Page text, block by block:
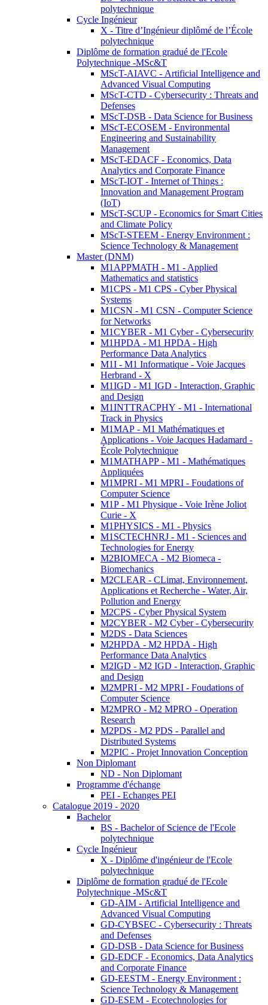
polytechnique
Cycle Ingénieur
X - Titre d’Ingénieur diplômé de l’École
polytechnique
Diplôme de formation gradué de l'Ecole
Polytechnique -MSc&T
MScT-AIAVC - Artificial Intelligence and
Advanced Visual Computing
MScT-CTD - Cybersecurity : Threats and
Defenses
MScT-DSB - Data Science for Business
MScT-ECOSEM - Environmental
Engineering and Sustainability
Management
MScT-EDACF - Economics, Data
Analytics and Corporate Finance
MScT-IOT - Internet of Things :
Innovation and Management Program
(IoT)
MScT-SCUP - Economics for Smart Cities
and Climate Policy
MScT-STEEM - Energy Environment :
Science Technology & Management
Master (DNM)
M1APPMATH - M1 - Applied
Mathematics and statistics
M1CPS - M1 CPS - Cyber Physical
Systems
M1CSN - M1 CSN - Computer Science
for Networks
M1CYBER - M1 Cyber - Cybersecurity
M1HPDA - M1 HPDA - High
Performance Data Analytics
M1I - M1 Informatique - Voie Jacques
Herbrand - X
M1IGD - M1 IGD - Interaction, Graphic
and Design
M1INTTRACPHY - M1 - International
Track in Physics
M1MAP - M1 Mathématiques et
Applications - Voie Jacques Hadamard -
École Polytechnique
M1MATHAPP - M1 - Mathématiques
Appliquées
M1MPRI - M1 MPRI - Foudations of
Computer Science
M1P - M1 Physique - Voie Irène Joliot
Curie - X
M1PHYSICS - M1 - Physics
M1SCTECHNRJ - M1 - Sciences and
Technologies for Energy
M2BIOMECA - M2 Biomeca -
Biomechanics
M2CLEAR - CLimat, Environnement,
Applications et Recherche - Water, Air,
Pollution and Energy
M2CPS - Cyber Physical System
M2CYBER - M2 Cyber - Cybersecurity
M2DS - Data Sciences
M2HPDA - M2 HPDA - High
Performance Data Analytics
M2IGD - M2 IGD - Interaction, Graphic
and Design
M2MPRI - M2 MPRI - Foudations of
Computer Science
M2MPRO - M2 MPRO - Operation
Research
M2PDS - M2 PDS - Parallel and
Distributed Systems
M2PIC - Projet Innovation Conception
Non Diplomant
ND - Non Diplomant
Programme d'échange
PEI - Echanges PEI
Catalogue 2019 - 2020
Bachelor
BS - Bachelor of Science de l'Ecole
polytechnique
Cycle Ingénieur
X - Diplôme d'ingénieur de l'Ecole
polytechnique
Diplôme de formation gradué de l'Ecole
Polytechnique -MSc&T
GD-AIM - Artificial Intelligence and
Advanced Visual Computing
GD-CYBSEC - Cybersecurity : Threats
and Defenses
GD-DSB - Data Science for Business
GD-EDCF - Economics, Data Analytics
and Corporate Finance
GD-EESTM - Energy Environment :
Science Technology & Management
GD-ESEM - Ecotechnologies for